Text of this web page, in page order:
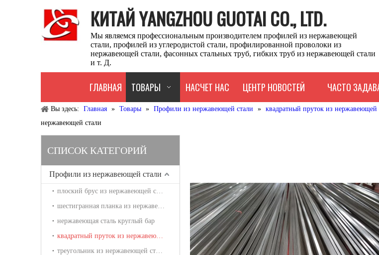
КИТАЙ YANGZHOU GUOTAI CO., LTD.
Мы являемся профессиональным производителем профилей из нержавеющей
стали, профилей из углеродистой стали, профилированной проволоки из
нержавеющей стали, фасонных стальных труб, гибких труб из нержавеющей стали
и т. Д.
ГЛАВНАЯ ТОВАРЫ НАСЧЕТ НАС ЦЕНТР НОВОСТЕЙ ЧАСТО
Вы здесь: Главная » Товары » Профили из нержавеющей стали » квадратный пруток из нержавеющей
нержавеющей стали
СПИСОК КАТЕГОРИЙ
Профили из нержавеющей стали
плоский брус из нержавеющей стали
шестигранная планка из нержавеющей стали
нержавеющая сталь круглый бар
квадратный пруток из нержавеющей стали
треугольник из нержавеющей стали